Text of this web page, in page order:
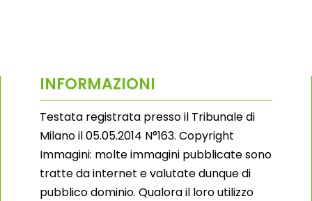
INFORMAZIONI
Testata registrata presso il Tribunale di
Milano il 05.05.2014 N°163. Copyright
Immagini: molte immagini pubblicate sono
tratte da internet e valutate dunque di
pubblico dominio. Qualora il loro utilizzo